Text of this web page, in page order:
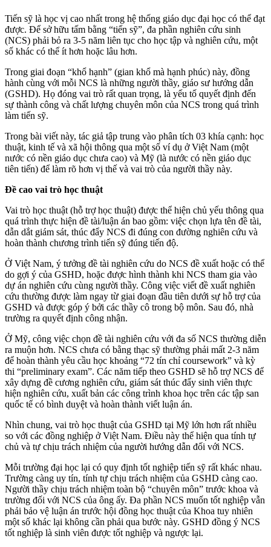
Tiến sỹ là học vị cao nhất trong hệ thống giáo dục đại học có thể đạt
được. Để sở hữu tấm bằng “tiến sỹ”, đa phần nghiên cứu sinh
(NCS) phải bỏ ra 3-5 năm liên tục cho học tập và nghiên cứu, một
số khác có thể ít hơn hoặc lâu hơn.
Trong giai đoạn “khổ hạnh” (gian khổ mà hạnh phúc) này, đồng
hành cùng với mỗi NCS là những người thầy, giáo sư hướng dẫn
(GSHD). Họ đóng vai trò rất quan trọng, là yếu tố quyết định đến
sự thành công và chất lượng chuyên môn của NCS trong quá trình
làm tiến sỹ.
Trong bài viết này, tác giả tập trung vào phân tích 03 khía cạnh: học
thuật, kinh tế và xã hội thông qua một số ví dụ ở Việt Nam (một
nước có nền giáo dục chưa cao) và Mỹ (là nước có nền giáo dục
tiên tiến) để làm rõ hơn vị thế và vai trò của người thầy này.
Đề cao vai trò học thuật
Vai trò học thuật (hỗ trợ học thuật) được thể hiện chủ yếu thông qua
quá trình thực hiện đề tài/luận án bao gồm: việc chọn lựa tên đề tài,
dẫn dắt giám sát, thúc đẩy NCS đi đúng con đường nghiên cứu và
hoàn thành chương trình tiến sỹ đúng tiến độ.
Ở Việt Nam, ý tưởng đề tài nghiên cứu do NCS đề xuất hoặc có thể
do gợi ý của GSHD, hoặc được hình thành khi NCS tham gia vào
dự án nghiên cứu cùng người thầy. Công việc viết đề xuất nghiên
cứu thường được làm ngay từ giai đoạn đầu tiên dưới sự hỗ trợ của
GSHD và được góp ý bởi các thầy cô trong bộ môn. Sau đó, nhà
trường ra quyết định công nhận.
Ở Mỹ, công việc chọn đề tài nghiên cứu với đa số NCS thường diễn
ra muộn hơn. NCS chưa có bằng thạc sỹ thường phải mất 2-3 năm
để hoàn thành yêu cầu học khoảng “72 tín chỉ coursework” và kỳ
thi “preliminary exam”. Các năm tiếp theo GSHD sẽ hỗ trợ NCS để
xây dựng đề cương nghiên cứu, giám sát thúc đẩy sinh viên thực
hiện nghiên cứu, xuất bản các công trình khoa học trên các tập san
quốc tế có bình duyệt và hoàn thành viết luận án.
Nhìn chung, vai trò học thuật của GSHD tại Mỹ lớn hơn rất nhiều
so với các đồng nghiệp ở Việt Nam. Điều này thể hiện qua tính tự
chủ và tự chịu trách nhiệm của người hướng dẫn đối với NCS.
Mỗi trường đại học lại có quy định tốt nghiệp tiến sỹ rất khác nhau.
Trường càng uy tín, tính tự chịu trách nhiệm của GSHD càng cao.
Người thầy chịu trách nhiệm toàn bộ “chuyên môn” trước khoa và
trường đối với NCS của ông ấy. Đa phần NCS muốn tốt nghiệp vẫn
phải bảo vệ luận án trước hội đồng học thuật của Khoa tuy nhiên
một số khác lại không cần phải qua bước này. GSHD đồng ý NCS
tốt nghiệp là sinh viên được tốt nghiệp và ngược lại.